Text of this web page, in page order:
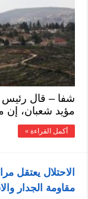
شفا – قال رئيس
مؤيد شعبان، إن
أكمل القراءة »
الاحتلال يعتقل
مقاومة الجدار